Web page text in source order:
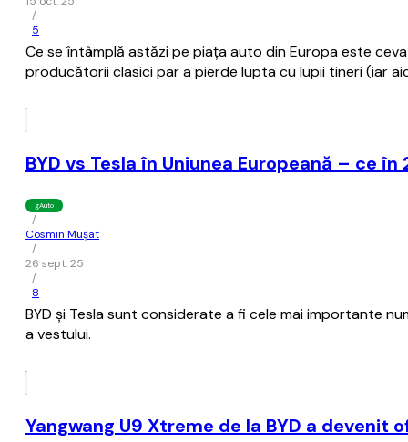
/
5
Ce se întâmplă astăzi pe piaţa auto din Europa este
producătorii clasici par a pierde lupta cu lupii tineri (iar
BYD vs Tesla în Uniunea Europeană – ce
gAuto
/
Cosmin Mușat
/
26 sept. 25
/
8
BYD şi Tesla sunt considerate a fi cele mai importante
a vestului.
Yangwang U9 Xtreme de la BYD a devenit